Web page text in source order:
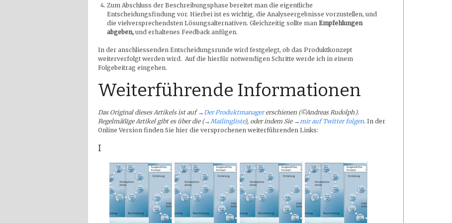
Zum Abschluss der Beschreibungsphase bereitet man die eigentliche
Entscheidungsfindung vor. Hierbei ist es wichtig, die Analyseergebnisse vorzustellen, und
die vielversprechendsten Lösungsalternativen. Gleichzeitig sollte man Empfehlungen
abgeben, und erhaltenes Feedback anfügen.
In der anschliessenden Entscheidungsrunde wird festgelegt, ob das Produktkonzept
weiterverfolgt werden wird. Auf die hierfür notwendigen Schritte werde ich in einem
Folgebeitrag eingehen.
Weiterführende Informationen
Das Original dieses Artikels ist auf→ Der Produktmanager erschienen (©Andreas Rudolph ).
Regelmäßige Artikel gibt es über die (→ Mailingliste), oderindem Sie → mir auf Twitter folgen. In der
Online Version finden Sie hier die versprochenen weiterführenden Links:
I